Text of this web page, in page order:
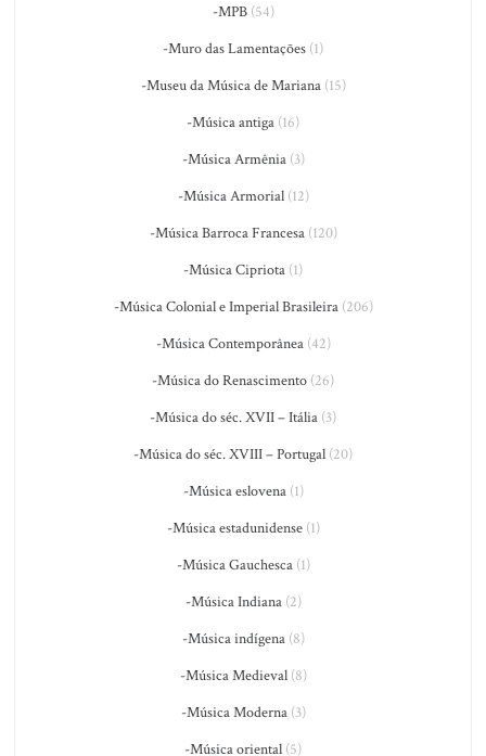
-MPB(54)
-Muro das Lamentações (1)
-Museu da Música de Mariana(15)
-Música antiga (16)
-Música Armênia(3)
-Música Armorial(12)
-Música Barroca Francesa(120)
-Música Cipriota (1)
-Música Colonial e Imperial Brasileira(206)
-Música Contemporânea(42)
-Música do Renascimento (26)
-Música do séc. XVII – Itália (3)
-Música do séc. XVIII – Portugal (20)
-Música eslovena(1)
-Música estadunidense(1)
-Música Gauchesca(1)
-Música Indiana(2)
-Música indígena(8)
-Música Medieval(8)
-Música Moderna(3)
-Música oriental (5)